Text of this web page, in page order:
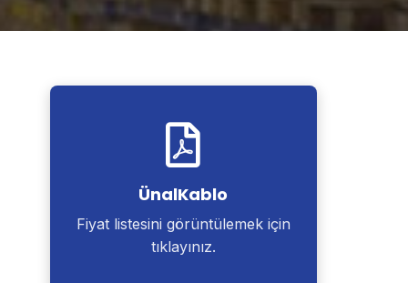
ÜnalKablo
Fiyat listesini görüntülemek için
tıklayınız.